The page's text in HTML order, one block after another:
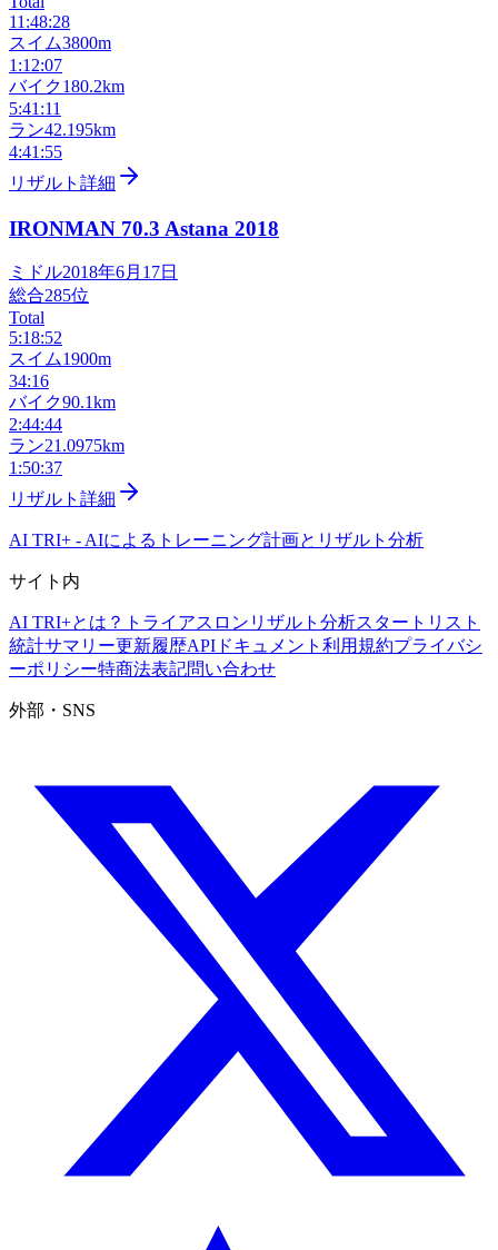
11:48:28
スイム3800m
1:12:07
バイク180.2km
5:41:11
ラン42.195km
4:41:55
リザルト詳細
IRONMAN 70.3 Astana 2018
ミドル2018年6月17日
総合285位
Total
5:18:52
スイム1900m
34:16
バイク90.1km
2:44:44
ラン21.0975km
1:50:37
リザルト詳細
AI TRI+ - AIによるトレーニング計画とリザルト分析
サイト内
AI TRI+とは？ トライアスロンリザルト分析スタートリスト
統計サマリー更新履歴APIドキュメント 利用規約プライバシ
ーポリシー特商法表記問い合わせ
外部・SNS